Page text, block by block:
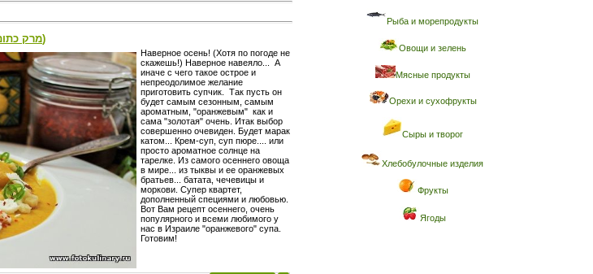
Оранжевый суп ✦ Марак катом (מרק כתום)
Наверное осень! (Хотя по погоде не
скажешь!) Наверное навеяло... А
иначе с чего такое острое и
непреодолимое желание
приготовить супчик. Так пусть он
будет самым сезонным, самым
ароматным, "оранжевым" как и
сама "золотая" очень. Итак выбор
совершенно очевиден. Будет марак
катом... Крем-суп, суп пюре.... или
просто ароматное солнце на
тарелке. Из самого осеннего овоща
в мире... из тыквы и ее оранжевых
братьев... батата, чечевицы и
моркови. Супер квартет,
дополненный специями и любовью.
Вот Вам рецепт осеннего, очень
популярного и всеми любимого у
нас в Израиле "оранжевого" супа.
Готовим!
Рыба и морепродукты
Овощи и зелень
Мясные продукты
Орехи и сухофрукты
Сыры и творог
Хлебобулочные изделия
Фрукты
Ягоды